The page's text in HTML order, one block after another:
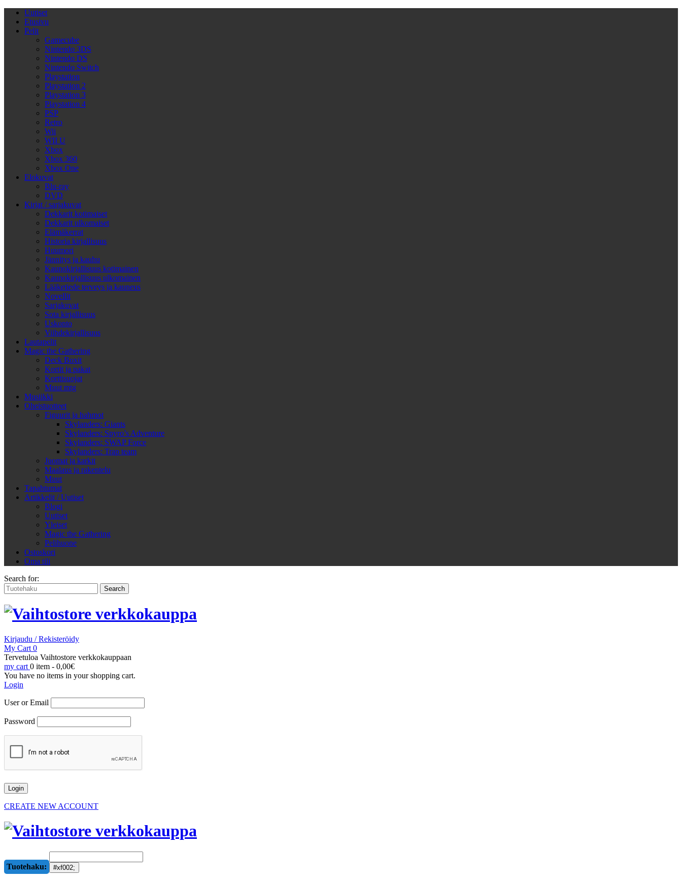
Uutiset
Etusivu
Pelit
Gamecube
Nintendo 3DS
Nintendo DS
Nintendo Switch
Playstation
Playstation 2
Playstation 3
Playstation 4
PSP
Retro
Wii
WII U
Xbox
Xbox 360
Xbox One
Elokuvat
Blu-ray
DVD
Kirjat / sarjakuvat
Dekkarit kotimaiset
Dekkarit ulkomaiset
Elämäkerrat
Historia kirjallisuus
Huumori
Jännitys ja kauhu
Kaunokirjallisuus kotimainen
Kaunokirjallisuus ulkomainen
Lääketiede terveys ja kauneus
Novellit
Sarjakuvat
Sota kirjallisuus
Uskonto
Viihdekirjallisuus
Lautapelit
Magic the Gathering
Deck Boxit
Kortit ja pakat
Korttisuojat
Muut mtg
Musiikki
Oheistuotteet
Figuurit ja hahmot
Skylanders: Giants
Skylanders: Spyro’s Adventure
Skylanders: SWAP Force
Skylanders: Trap team
Juomat ja karkit
Maalaus ja rakentelu
Muut
Tapahtumat
Artikkelit / Uutiset
Blogi
Uutiset
Yleiset
Magic the Gathering
Pelihuone
Ostoskori
Oma tili
Search for:
Kirjaudu / Rekisteröidy
My Cart 0
Tervetuloa Vaihtostore verkkokauppaan
my cart 0 item - 0,00€
You have no items in your shopping cart.
Login
User or Email
Password
CREATE NEW ACCOUNT
Tuotehaku: